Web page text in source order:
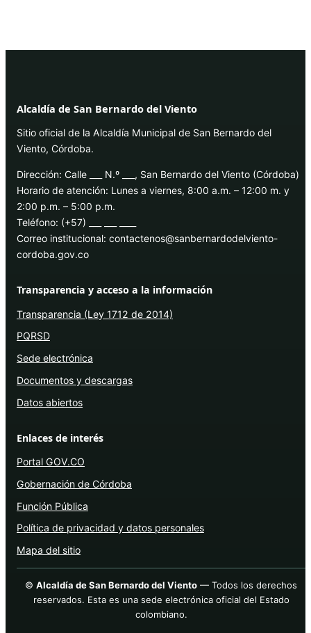
Alcaldía de San Bernardo del Viento
Sitio oficial de la Alcaldía Municipal de San Bernardo del
Viento, Córdoba.
Dirección: Calle ___ N.º ___, San Bernardo del Viento (Córdoba)
Horario de atención: Lunes a viernes, 8:00 a.m. – 12:00 m. y
2:00 p.m. – 5:00 p.m.
Teléfono: (+57) ___ ___ ____
Correo institucional: contactenos@sanbernardodelviento-
cordoba.gov.co
Transparencia y acceso a la información
Transparencia (Ley 1712 de 2014)
PQRSD
Sede electrónica
Documentos y descargas
Datos abiertos
Enlaces de interés
Portal GOV.CO
Gobernación de Córdoba
Función Pública
Política de privacidad y datos personales
Mapa del sitio
© Alcaldía de San Bernardo del Viento — Todos los derechos
reservados. Esta es una sede electrónica oficial del Estado
colombiano.